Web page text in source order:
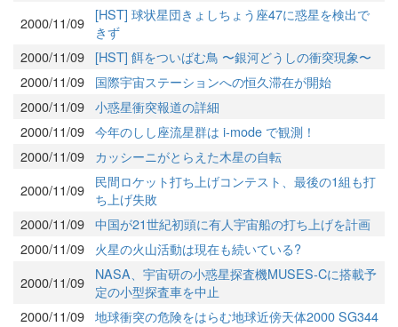
2000/11/09
[HST] 球状星団きょしちょう座47に惑星を検出で
きず
2000/11/09
[HST] 餌をついばむ鳥 〜銀河どうしの衝突現象〜
2000/11/09
国際宇宙ステーションへの恒久滞在が開始
2000/11/09 小惑星衝突報道の詳細
2000/11/09 今年のしし座流星群は i-mode で観測！
2000/11/09
カッシーニがとらえた木星の自転
2000/11/09
民間ロケット打ち上げコンテスト、最後の1組も打
ち上げ失敗
2000/11/09 中国が21世紀初頭に有人宇宙船の打ち上げを計画
2000/11/09
火星の火山活動は現在も続いている?
2000/11/09
NASA、宇宙研の小惑星探査機MUSES-Cに搭載予
定の小型探査車を中止
2000/11/09 地球衝突の危険をはらむ地球近傍天体2000 SG344